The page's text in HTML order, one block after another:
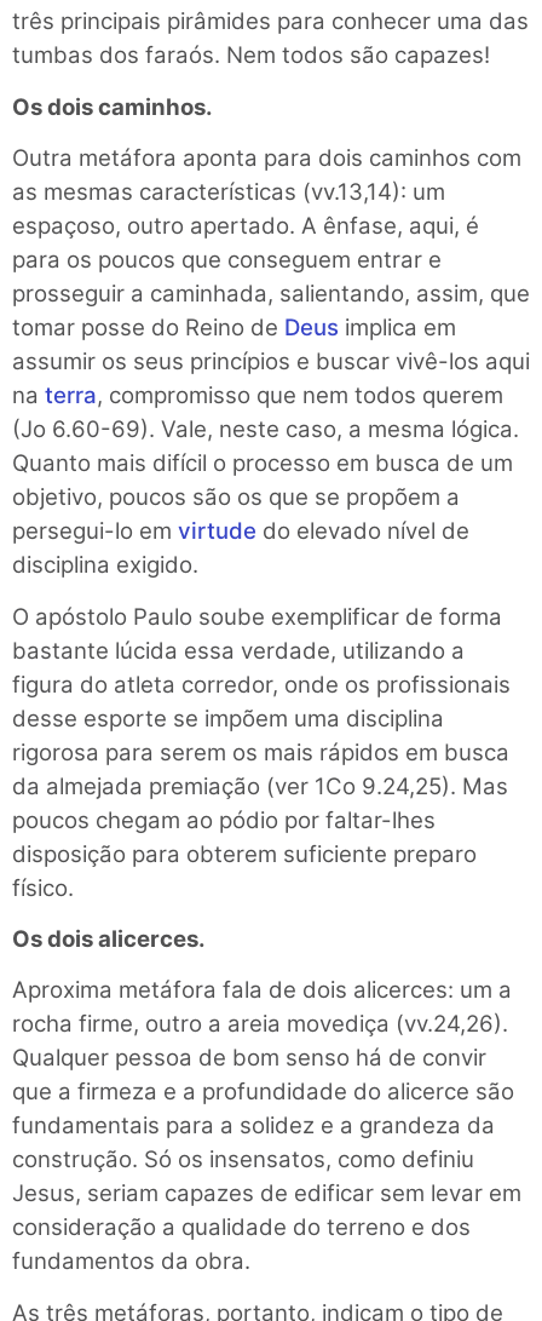
três principais pirâmides para conhecer uma das
tumbas dos faraós. Nem todos são capazes!
Os dois caminhos.
Outra metáfora aponta para dois caminhos com
as mesmas características (vv.13,14): um
espaçoso, outro apertado. A ênfase, aqui, é
para os poucos que conseguem entrar e
prosseguir a caminhada, salientando, assim, que
tomar posse do Reino de Deus implica em
assumir os seus princípios e buscar vivê-los aqui
na terra, compromisso que nem todos querem
(Jo 6.60-69). Vale, neste caso, a mesma lógica.
Quanto mais difícil o processo em busca de um
objetivo, poucos são os que se propõem a
persegui-lo em virtude do elevado nível de
disciplina exigido.
O apóstolo Paulo soube exemplificar de forma
bastante lúcida essa verdade, utilizando a
figura do atleta corredor, onde os profissionais
desse esporte se impõem uma disciplina
rigorosa para serem os mais rápidos em busca
da almejada premiação (ver 1Co 9.24,25). Mas
poucos chegam ao pódio por faltar-lhes
disposição para obterem suficiente preparo
físico.
Os dois alicerces.
Aproxima metáfora fala de dois alicerces: um a
rocha firme, outro a areia movediça (vv.24,26).
Qualquer pessoa de bom senso há de convir
que a firmeza e a profundidade do alicerce são
fundamentais para a solidez e a grandeza da
construção. Só os insensatos, como definiu
Jesus, seriam capazes de edificar sem levar em
consideração a qualidade do terreno e dos
fundamentos da obra.
As três metáforas, portanto, indicam o tipo de